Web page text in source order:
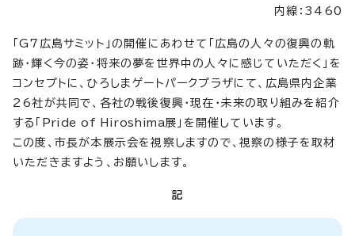
内線：3460
「G7広島サミット」の開催にあわせて「広島の人々の復興の軌
跡・輝く今の姿・将来の夢を世界中の人々に感じていただく」を
コンセプトに、ひろしまゲートパークプラザにて、広島県内企業
26社が共同で、各社の戦後復興・現在・未来の取り組みを紹介
する「
Pride of Hiroshima展」を開催しています。
この度、市長が本展示会を視察しますので、視察の様子を取材
いただきますよう、お願いします。
記